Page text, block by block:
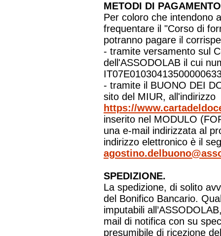
METODI DI
Per coloro che intendono
frequentare il "Corso di
potranno pagare il
- tramite versamento sul
dell'ASSODOLAB il cui
- tramite il BUONO DEI
sito del MIUR, all'indirizzo
https://
inserito nel MODULO
una e-mail indirizzata al
indirizzo elettronico è il
SPEDIZIONE.
La spedizione, di solito
del Bonifico Bancario.
imputabili
mail di notifica con su
presumibile di ricezione